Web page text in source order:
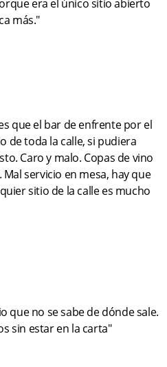
era el único sitio abierto
más."
que el bar de enfrente por el
de toda la calle, si pudiera
Caro y malo. Copas de vino
servicio en mesa, hay que
sitio de la calle es mucho
que no se sabe de dónde sale.
sin estar en la carta"